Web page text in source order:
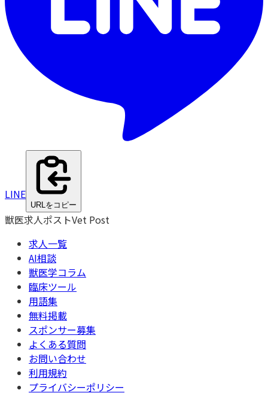
LINE
URLをコピー
獣医求人ポストVet Post
求人一覧
AI相談
獣医学コラム
臨床ツール
用語集
無料掲載
スポンサー募集
よくある質問
お問い合わせ
利用規約
プライバシーポリシー